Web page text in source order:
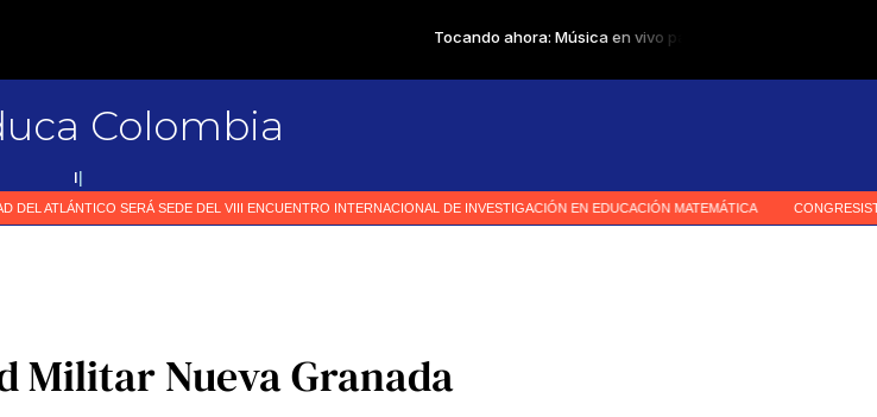
Colombia
Primer
Militar Nueva Granada